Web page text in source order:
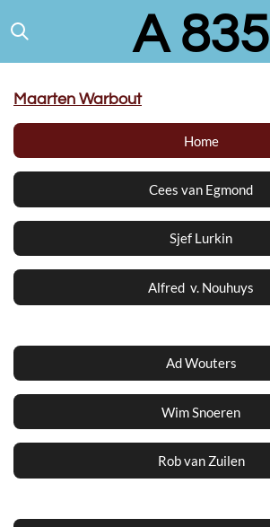
direct
hoofdinhoud
A 835
Maarten Warbout
Home
Cees van Egmond
Sjef Lurkin
Alfred v. Nouhuys
Ad Wouters
Wim Snoeren
Rob van Zuilen